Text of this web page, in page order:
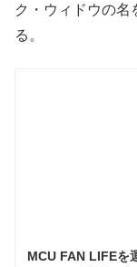
ク・ウィドウの名
る。
MCU FAN LIFEを